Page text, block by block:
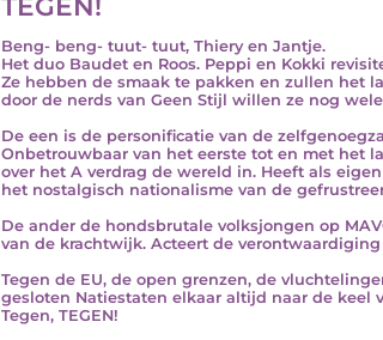
Beng- beng- tuut- tuut, Thiery en Jantje.
Het duo Baudet en Roos. Peppi en Kokki
Ze hebben de smaak te pakken en zullen het
door de nerds van Geen Stijl willen ze nog
De een is de personificatie van de
Onbetrouwbaar van het eerste tot en met het
over het A verdrag de wereld in. Heeft als
het nostalgisch nationalisme van de
De ander de hondsbrutale volksjongen op
van de krachtwijk. Acteert de
Tegen de EU, de open grenzen, de
gesloten Natiestaten elkaar altijd naar de keel
Tegen, TEGEN!